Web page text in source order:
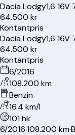
DaciaLodgy1,6 16V
64.500 kr
Kontantpris
DaciaLodgy1,6 16V
64.500 kr
Kontantpris
6/2016
108.200 km
Benzin
16.4 km/l
101 hk
6/2016·108.200 km·